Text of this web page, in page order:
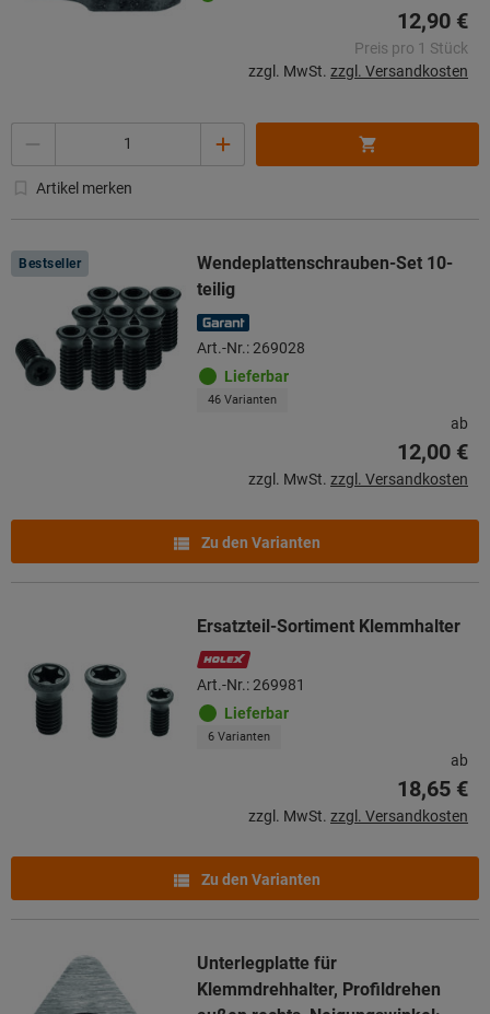
12,90 €
Preis pro 1 Stück
zzgl. MwSt. zzgl. Versandkosten
Artikel merken
Bestseller
Wendeplattenschrauben-Set 10-
teilig
Art.-Nr.: 269028
Lieferbar
46 Varianten
ab
12,00 €
zzgl. MwSt. zzgl. Versandkosten
Zu den Varianten
Ersatzteil-Sortiment Klemmhalter
Art.-Nr.: 269981
Lieferbar
6 Varianten
ab
18,65 €
zzgl. MwSt. zzgl. Versandkosten
Zu den Varianten
Unterlegplatte für
Klemmdrehhalter, Profildrehen